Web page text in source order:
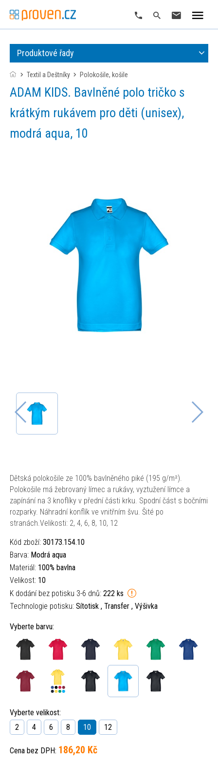
Produktové řady
Textil a Deštníky polokošile, košile
ADAM KIDS. Bavlněné polo tričko s
krátkým rukávem pro děti (unisex),
modrá aqua, 10
Dětská polokošile ze 100% bavlněného piké (195 g/m²).
Polokošile má žebrovaný límec a rukávy, vyztužení límce a
zapínání na 3 knoflíky v přední části krku. Spodní část s bočními
rozparky. Náhradní konflík ve vnitřním švu. Šité po
stranách.Velikosti: 2, 4, 6, 8, 10, 12
Kód zboží: 30173.154.10
Barva: Modrá aqua
Materiál: 100% bavlna
Velikost: 10
K dodání bez potisku 3-6 dnů: 222 ks
Technologie potisku: Sítotisk , Transfer , Výšivka
Vyberte barvu:
Vyberte velikost:
2
4 6 8 10 12
Cena bez DPH: 186,20 Kč